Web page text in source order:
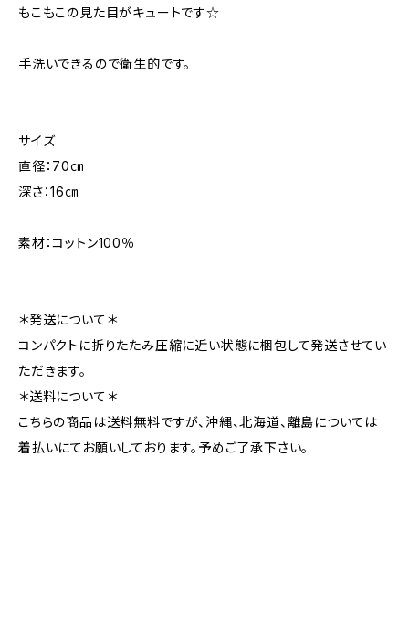
もこもこの見た目がキュートです☆
手洗いできるので衛生的です。
サイズ
直径：70㎝
深さ：16㎝
素材：コットン100％
＊発送について＊
コンパクトに折りたたみ圧縮に近い状態に梱包して発送させてい
ただきます。
＊送料について＊
こちらの商品は送料無料ですが、沖縄、北海道、離島については
着払いにてお願いしております。予めご了承下さい。